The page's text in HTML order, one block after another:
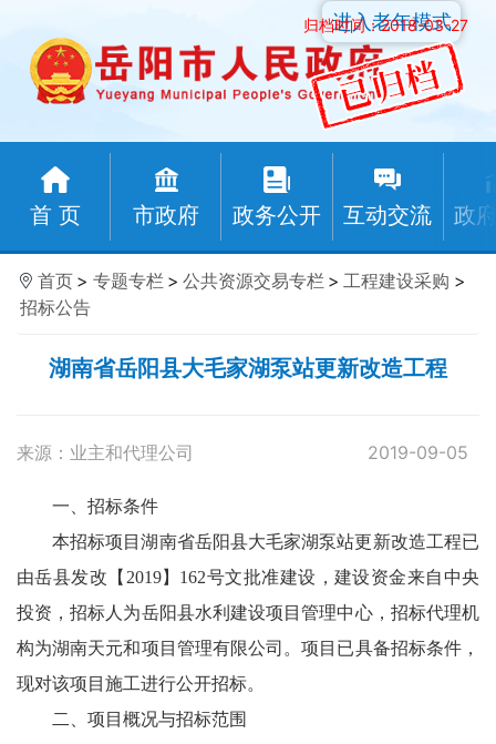
归档时间：2018-03-27
首 页 市政府 政务公开 互动交流 政
进入老年模式
首页 > 专题专栏 > 公共资源交易专栏 > 工程建设采购 >
招标公告
湖南省岳阳县大毛家湖泵站更新改造工程
来源：业主和代理公司 2019-09-05
一、招标条件
本招标项目湖南省岳阳县大毛家湖泵站更新改造工程已
由岳县发改【2019】162号文批准建设，建设资金来自中央
投资，招标人为岳阳县水利建设项目管理中心，招标代理机
构为湖南天元和项目管理有限公司。项目已具备招标条件，
现对该项目施工进行公开招标。
二、项目概况与招标范围